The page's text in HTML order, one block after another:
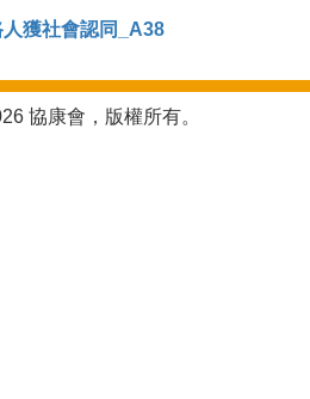
獲社會認同_A38
協康會，版權所有。